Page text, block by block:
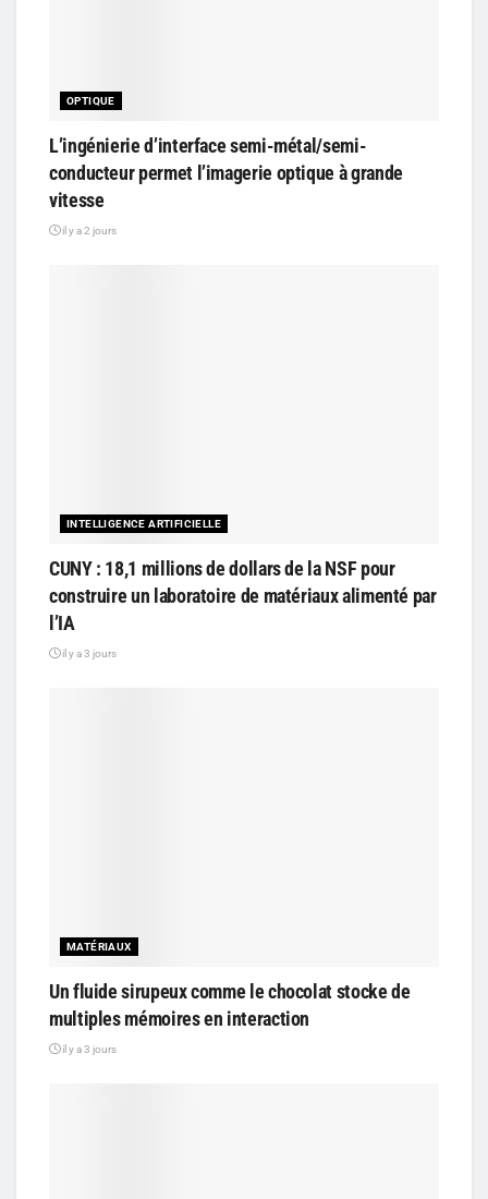
OPTIQUE
L’ingénierie d’interface semi-métal/semi-
conducteur permet l’imagerie optique à grande
vitesse
il y a 2 jours
INTELLIGENCE ARTIFICIELLE
CUNY : 18,1 millions de dollars de la NSF pour
construire un laboratoire de matériaux alimenté par
l’IA
il y a 3 jours
MATÉRIAUX
Un fluide sirupeux comme le chocolat stocke de
multiples mémoires en interaction
il y a 3 jours